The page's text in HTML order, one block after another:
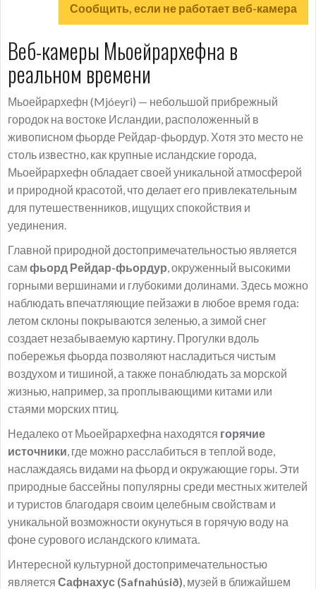
Сообщить, если не работает веб-камера
Веб-камеры Мьоейрархефна в
реальном времени
Мьоейрархефн (Mjóeyri) — небольшой прибрежный
городок на востоке Исландии, расположенный в
живописном фьорде Рейдар-фьордур. Хотя это место не
столь известно, как крупные исландские города,
Мьоейрархефн обладает своей уникальной атмосферой
и природной красотой, что делает его привлекательным
для путешественников, ищущих спокойствия и
уединения.
Главной природной достопримечательностью является
сам фьорд Рейдар-фьордур, окруженный высокими
горными вершинами и глубокими долинами. Здесь можно
наблюдать впечатляющие пейзажи в любое время года:
летом склоны покрываются зеленью, а зимой снег
создает незабываемую картину. Прогулки вдоль
побережья фьорда позволяют насладиться чистым
воздухом и тишиной, а также понаблюдать за морской
жизнью, например, за проплывающими китами или
стаями морских птиц.
Недалеко от Мьоейрархефна находятся горячие
источники, где можно расслабиться в теплой воде,
наслаждаясь видами на фьорд и окружающие горы. Эти
природные бассейны популярны среди местных жителей
и туристов благодаря своим целебным свойствам и
уникальной возможности окунуться в горячую воду на
фоне сурового исландского климата.
Интересной культурной достопримечательностью
является Сафнахус (Safnahúsið), музей в ближайшем